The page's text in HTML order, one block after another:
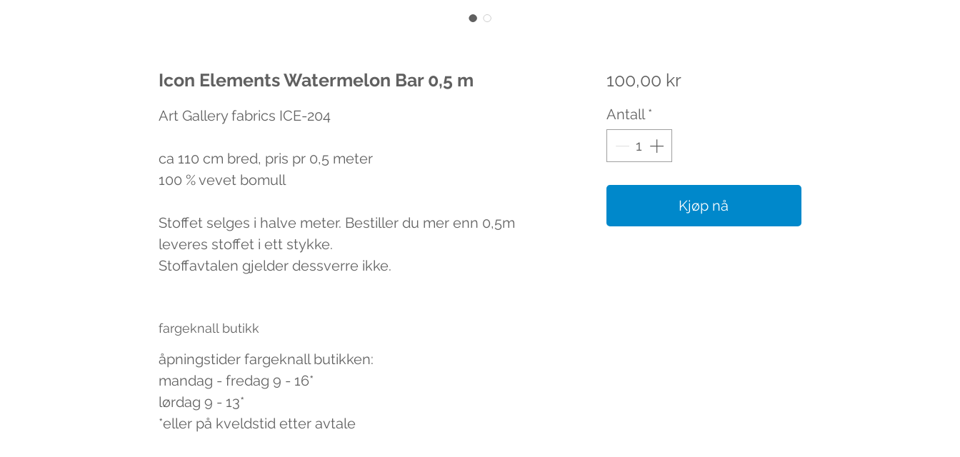
Icon Elements Watermelon Bar 0,5 m
Art Gallery fabrics ICE-204
ca 110 cm bred, pris pr 0,5 meter
100 % vevet bomull
Stoffet selges i halve meter. Bestiller du mer enn 0,5m
leveres stoffet i ett stykke.
Stoffavtalen gjelder dessverre ikke.
fargeknall butikk
åpningstider fargeknall butikken:
mandag - fredag 9 - 16*
lørdag 9 - 13*
*eller på kveldstid etter avtale
100,00 krPris
Antall *
Kjøp nå